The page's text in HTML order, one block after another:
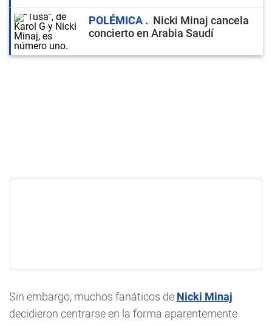
POLÉMICA
Nicki Minaj cancela
concierto en Arabia Saudí
Sin embargo, muchos fanáticos de Nicki Minaj
decidieron centrarse en la forma aparentemente